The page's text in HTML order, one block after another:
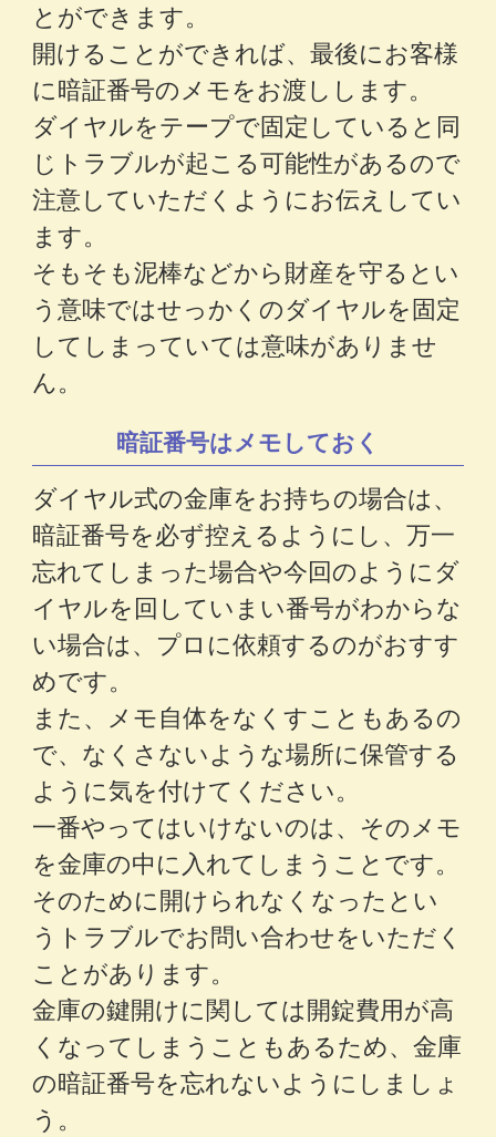
とができます。
開けることができれば、最後にお客様
に暗証番号のメモをお渡しします。
ダイヤルをテープで固定していると同
じトラブルが起こる可能性があるので
注意していただくようにお伝えしてい
ます。
そもそも泥棒などから財産を守るとい
う意味ではせっかくのダイヤルを固定
してしまっていては意味がありませ
ん。
暗証番号はメモしておく
ダイヤル式の金庫をお持ちの場合は、
暗証番号を必ず控えるようにし、万一
忘れてしまった場合や今回のようにダ
イヤルを回していまい番号がわからな
い場合は、プロに依頼するのがおすす
めです。
また、メモ自体をなくすこともあるの
で、なくさないような場所に保管する
ように気を付けてください。
一番やってはいけないのは、そのメモ
を金庫の中に入れてしまうことです。
そのために開けられなくなったとい
うトラブルでお問い合わせをいただく
ことがあります。
金庫の鍵開けに関しては開錠費用が高
くなってしまうこともあるため、金庫
の暗証番号を忘れないようにしましょ
う。